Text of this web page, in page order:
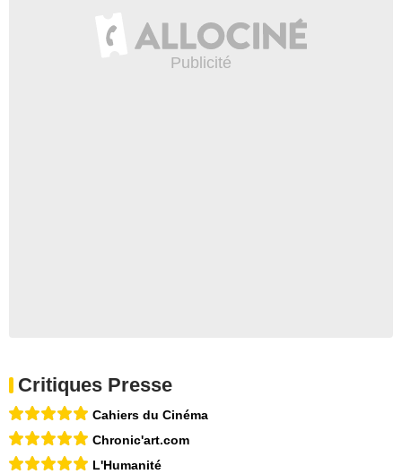
Critiques Presse
Cahiers du Cinéma
Chronic'art.com
L'Humanité